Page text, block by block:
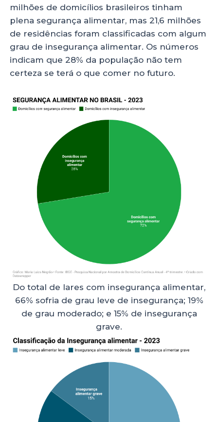
milhões de domicílios brasileiros tinham
plena segurança alimentar, mas 21,6 milhões
de residências foram classificadas com algum
grau de insegurança alimentar. Os números
indicam que 28% da população não tem
certeza se terá o que comer no futuro.
Do total de lares com insegurança alimentar,
66% sofria de grau leve de insegurança; 19%
de grau moderado; e 15% de insegurança
grave.